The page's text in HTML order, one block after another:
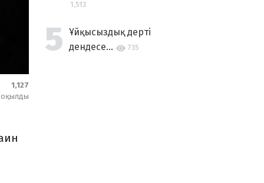
1,127
оқылды
1,513
Ұйқысыздық дерті
дендесе...
735